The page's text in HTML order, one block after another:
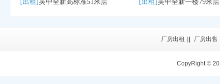
[出租]吴中全新高标准51米层
高出租
[出租]吴中全新一楼79米
厂房出租
厂房出租 厂房出售
CopyRight©